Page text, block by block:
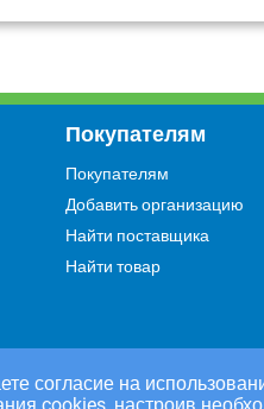
согласие на
cookies, настроив
Покупателям
Покупателям
Добавить организацию
Найти поставщика
Найти товар